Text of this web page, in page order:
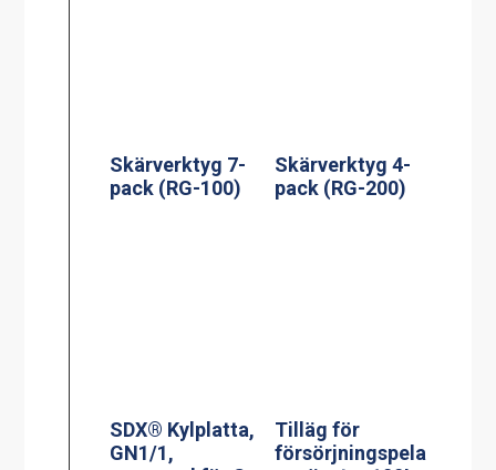
Skärverktyg 7-
pack (RG-100)
Skärverktyg 4-
pack (RG-200)
SDX® Kylplatta,
GN1/1,
Tilläg för
försörjningspela